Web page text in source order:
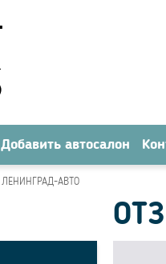
Добавить автосалон
ЛЕНИНГРАД-АВТО